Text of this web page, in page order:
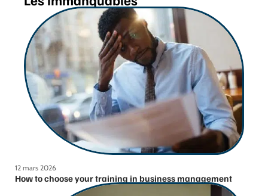
12 mars 2026
How to choose your training in business management